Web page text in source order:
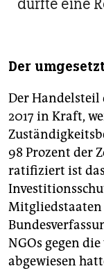
dürfte eine
Der
Der Handelsteil
2017 in Kraft,
98 Prozent der
ratifiziert ist
Mitgliedstaaten
NGOs gegen
abgewiesen